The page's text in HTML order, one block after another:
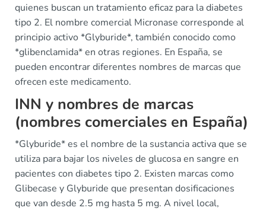
quienes buscan un tratamiento eficaz para la diabetes
tipo 2. El nombre comercial Micronase corresponde al
principio activo *Glyburide*, también conocido como
*glibenclamida* en otras regiones. En España, se
pueden encontrar diferentes nombres de marcas que
ofrecen este medicamento.
INN y nombres de marcas
(nombres comerciales en España)
*Glyburide* es el nombre de la sustancia activa que se
utiliza para bajar los niveles de glucosa en sangre en
pacientes con diabetes tipo 2. Existen marcas como
Glibecase y Glyburide que presentan dosificaciones
que van desde 2.5 mg hasta 5 mg. A nivel local,